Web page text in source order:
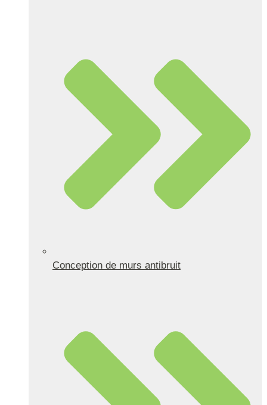
Conception de murs antibruit